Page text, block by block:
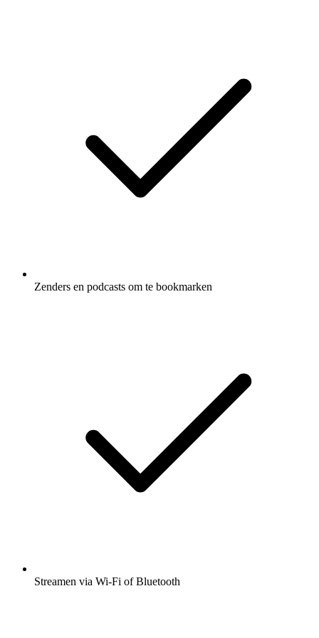
Zenders en podcasts om te bookmarken
Streamen via Wi-Fi of Bluetooth